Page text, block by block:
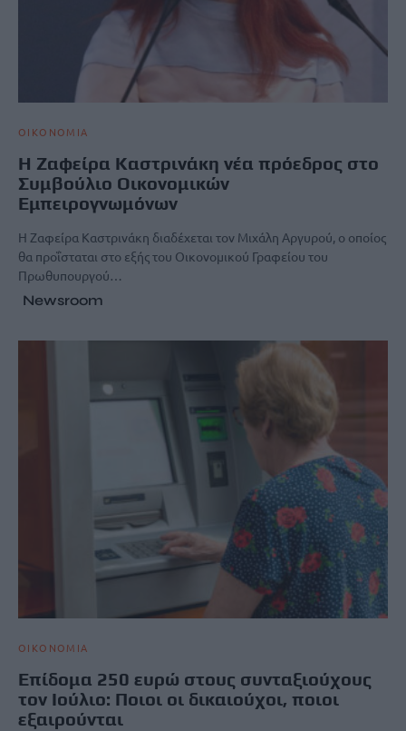
ΟΙΚΟΝΟΜΙΑ
Η Ζαφείρα Καστρινάκη νέα πρόεδρος στο
Συμβούλιο Οικονομικών
Εμπειρογνωμόνων
Η Ζαφείρα Καστρινάκη διαδέχεται τον Μιχάλη Αργυρού, ο οποίος
θα προΐσταται στο εξής του Οικονομικού Γραφείου του
Πρωθυπουργού…
Newsroom
ΟΙΚΟΝΟΜΙΑ
Επίδομα 250 ευρώ στους συνταξιούχους
τον Ιούλιο: Ποιοι οι δικαιούχοι, ποιοι
εξαιρούνται